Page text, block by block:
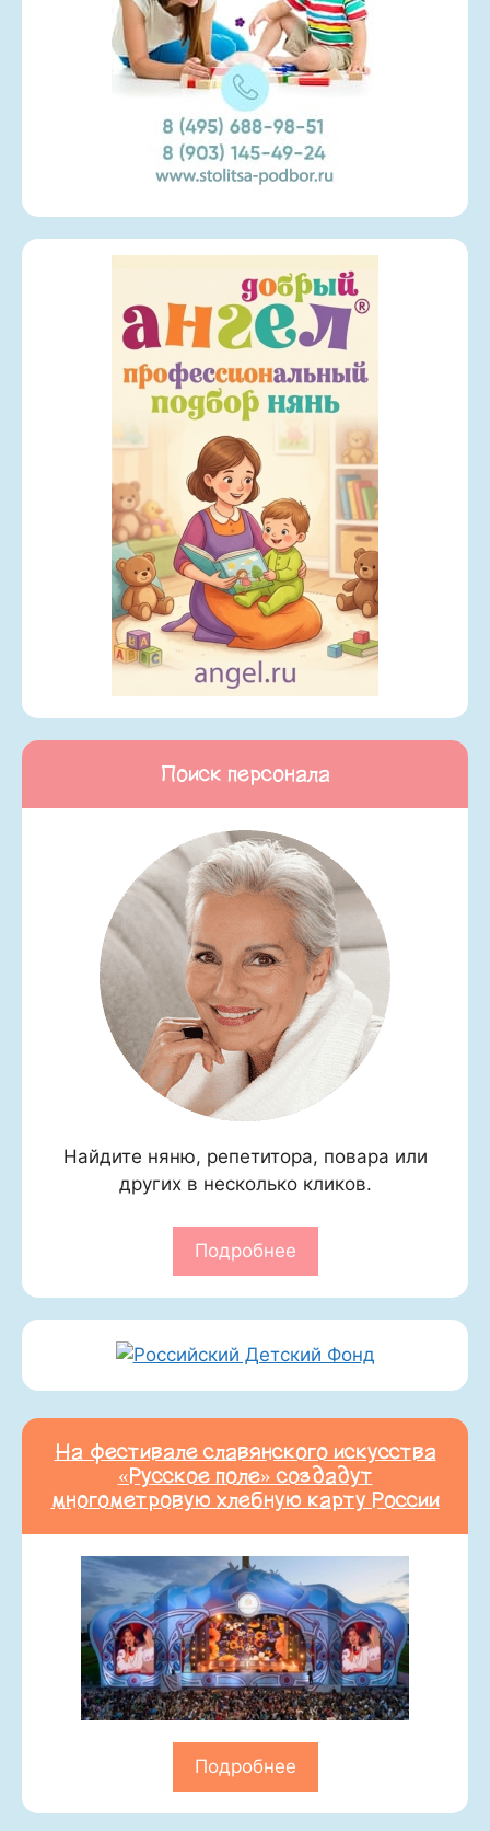
Поиск персонала
Найдите няню, репетитора, повара или
других в несколько кликов.
Подробнее
На фестивале славянского искусства
«Русское поле» создадут
многометровую хлебную карту России
Подробнее